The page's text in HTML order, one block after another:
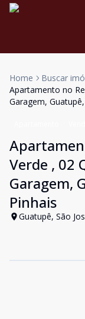
Home
Buscar
Apartamento no
Garagem,
Verde , 02
Garagem,
Pinhais
Guatupê, São